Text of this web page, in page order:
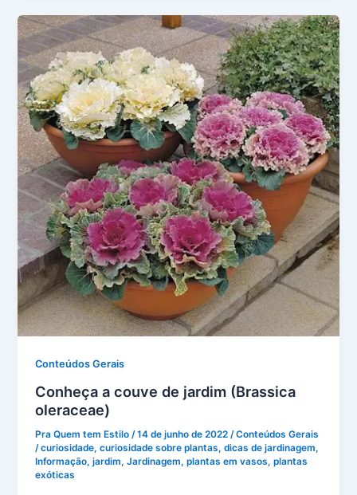
Conteúdos Gerais
Conheça a couve de jardim (Brassica
oleraceae)
Pra Quem tem Estilo /14 de junho de 2022 /Conteúdos Gerais
/curiosidade,curiosidade sobre plantas,dicas de jardinagem,
Informação,jardim,Jardinagem,plantas em vasos,plantas
exóticas